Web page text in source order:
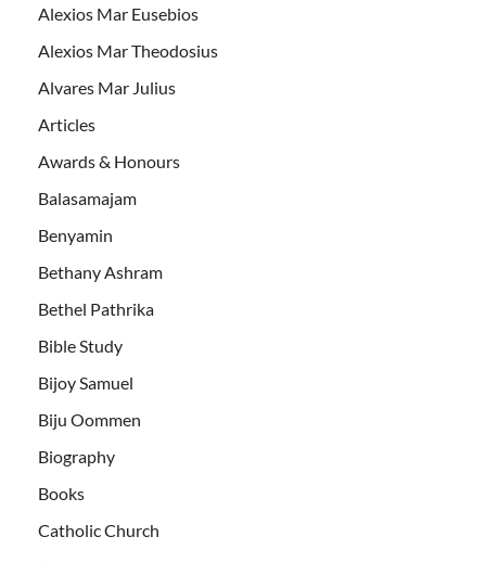
Alexios Mar Eusebios
Alexios Mar Theodosius
Alvares Mar Julius
Articles
Awards & Honours
Balasamajam
Benyamin
Bethany Ashram
Bethel Pathrika
Bible Study
Bijoy Samuel
Biju Oommen
Biography
Books
Catholic Church